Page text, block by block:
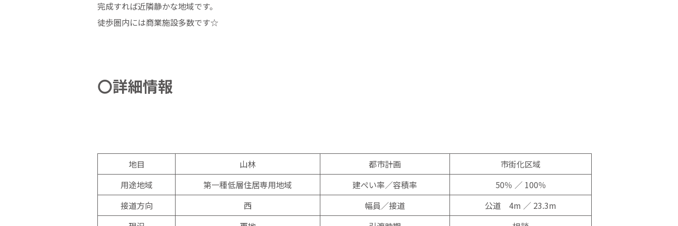
完成すれば近隣静かな地域です。
徒歩圏内には商業施設多数です☆
〇詳細情報
地目 山林 都市計画
市街化区域
用途地域
第一種低層住居専用地域 建ぺい率／容積率
50％ ／ 100％
接道方向
西 幅員／接道
公道 4m ／ 23.3m